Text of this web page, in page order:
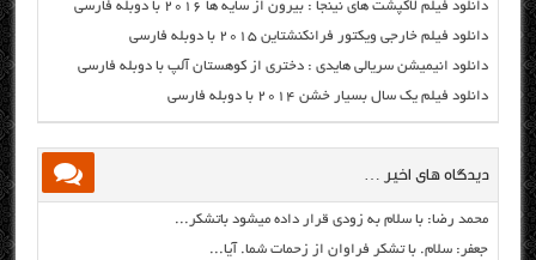
دانلود فیلم لاکپشت های نینجا : بیرون از سایه ها ۲۰۱۶ با دوبله فارسی
دانلود فیلم خارجی ویکتور فرانکنشتاین ۲۰۱۵ با دوبله فارسی
دانلود انیمیشن سریالی هایدی : دختری از کوهستان آلپ با دوبله فارسی
دانلود فیلم یک سال بسیار خشن ۲۰۱۴ با دوبله فارسی
دیدگاه های اخیر …
محمد رضا: با سلام به زودی قرار داده میشود باتشکر...
جعفر: سلام. با تشکر فراوان از زحمات شما. آیا...